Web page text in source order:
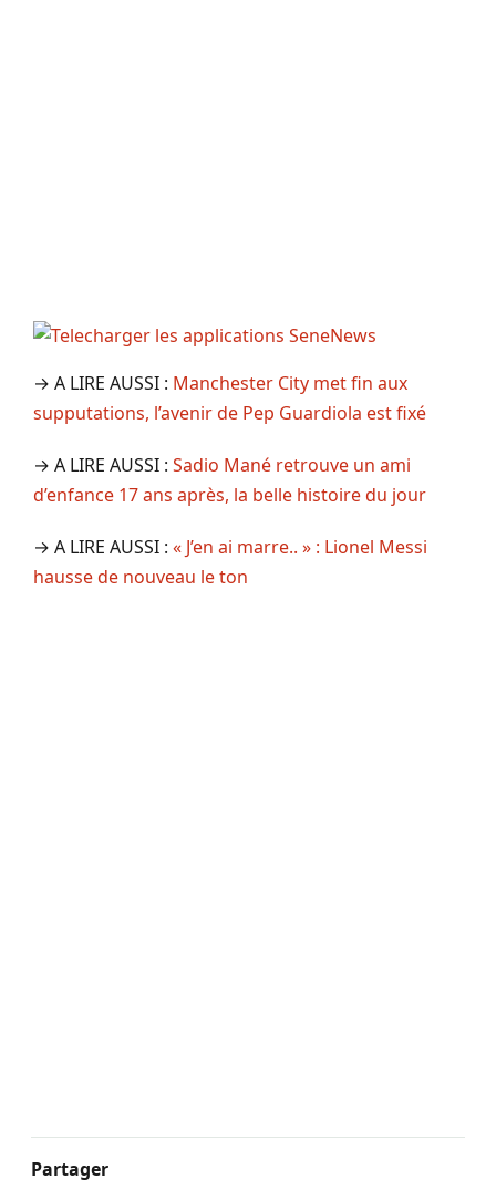
→ A LIRE AUSSI : Manchester City met fin aux
supputations, l’avenir de Pep Guardiola est fixé
→ A LIRE AUSSI : Sadio Mané retrouve un ami
d’enfance 17 ans après, la belle histoire du jour
→ A LIRE AUSSI : « J’en ai marre.. » : Lionel Messi
hausse de nouveau le ton
Partager